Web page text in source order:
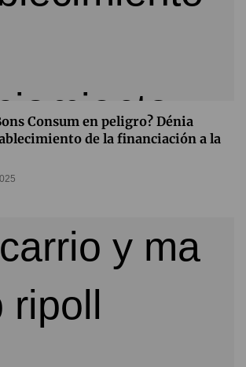
Consum en peligro? Dénia
de la financiación a la